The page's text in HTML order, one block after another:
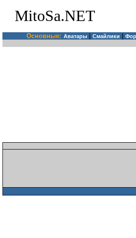
MitoSa.NET
Основные: Аватары Смайлики